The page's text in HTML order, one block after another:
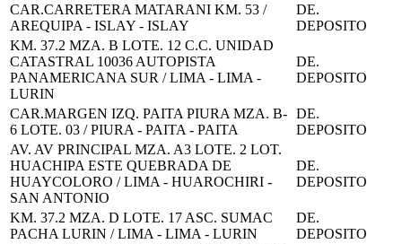
CAR.CARRETERA MATARANI KM. 53 /
AREQUIPA - ISLAY - ISLAY
DE.
DEPOSITO
KM. 37.2 MZA. B LOTE. 12 C.C. UNIDAD
CATASTRAL 10036 AUTOPISTA
PANAMERICANA SUR / LIMA - LIMA -
LURIN
DE.
DEPOSITO
CAR.MARGEN IZQ. PAITA PIURA MZA. B-
6 LOTE. 03 / PIURA - PAITA - PAITA
DE.
DEPOSITO
AV. AV PRINCIPAL MZA. A3 LOTE. 2 LOT.
HUACHIPA ESTE QUEBRADA DE
HUAYCOLORO / LIMA - HUAROCHIRI -
SAN ANTONIO
DE.
DEPOSITO
KM. 37.2 MZA. D LOTE. 17 ASC. SUMAC
PACHA LURIN / LIMA - LIMA - LURIN
DE.
DEPOSITO